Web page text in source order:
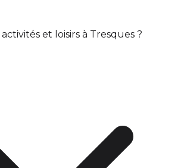
et loisirs à Tresques ?